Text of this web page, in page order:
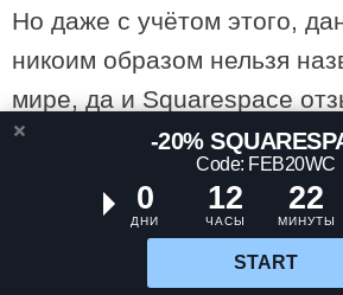
Но даже с учётом этого,
никоим образом нельзя
мире, да и Squarespace
не сильно расстраивает.
помнить о том, что контент (
тип и количество
сайте будет играть
-20%
Code: FEB20WC
0
ДНИ
12
ЧАСЫ
22
МИНУТЫ
START